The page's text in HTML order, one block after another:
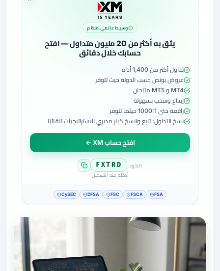
وسيط عالمي منظم
يثق به أكثر من 20 مليون متداول — افتح
حسابك خلال دقائق
تداول أكثر من 1,400 أداة
عروض بونص حسب الدولة حيث تتوفر
MT4 و MT5 متاحان
إيداع وسحب بسهولة
رافعة حتى 1000:1 حيثما تتوفر
نسخ التداول: تابع وانسخ كبار مديري الاستراتيجيات تلقائيًا
افتح حساب XM ←
الكود: FXTRD
أدخله عند التسجيل
CySEC DFSA FSC FSCA FSA